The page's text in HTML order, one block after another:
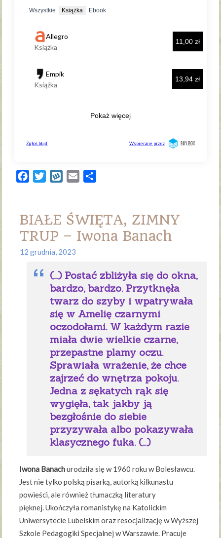
FacebookTwitterWykopEmail
BIAŁE ŚWIĘTA, ZIMNY
TRUP – Iwona Banach
12 grudnia, 2023
(…) Postać zbliżyła się do okna,
bardzo, bardzo. Przytknęła
twarz do szyby i wpatrywała
się w Amelię czarnymi
oczodołami. W każdym razie
miała dwie wielkie czarne,
przepastne plamy oczu.
Sprawiała wrażenie, że chce
zajrzeć do wnętrza pokoju.
Jedna z sękatych rąk się
wygięła, tak jakby ją
bezgłośnie do siebie
przyzywała albo pokazywała
klasycznego fuka. (…)
Iwona Banachurodziła się w 1960 roku w Bolesławcu.
Jest nie tylko polską pisarką, autorką kilkunastu
powieści, ale również tłumaczką literatury
pięknej. Ukończyła romanistykę na Katolickim
Uniwersytecie Lubelskim oraz resocjalizację w Wyższej
Szkole Pedagogiki Specjalnej w Warszawie. Pracuje